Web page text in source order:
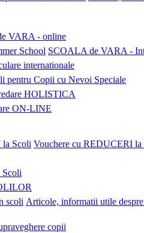
VARA - online
SCOALA de VARA -
internationale
pentru Copii cu Nevoi Speciale
HOLISTICA
ON-LINE
Vouchere cu REDUCERI
Articole, informatii utile
copii